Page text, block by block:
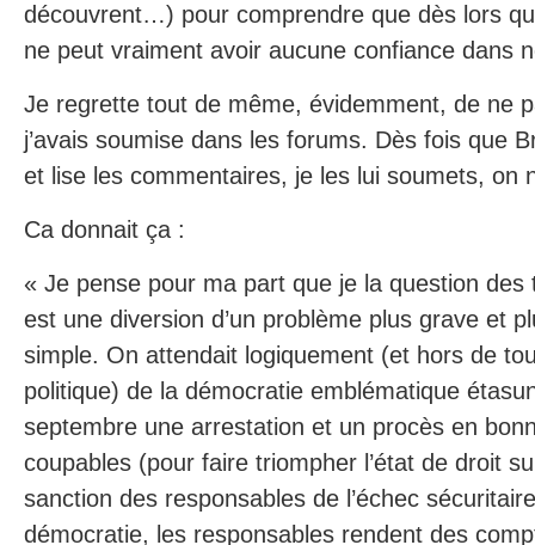
découvrent…) pour comprendre que dès lors
ne peut vraiment avoir aucune confiance dans
Je regrette tout de même, évidemment, de ne
j’avais soumise dans les forums. Dès fois que
et lise les commentaires, je les lui soumets, on
Ca donnait ça :
« Je pense pour ma part que je la question des
est une diversion d’un problème plus grave et
simple. On attendait logiquement (et hors de
politique) de la démocratie emblématique
septembre une arrestation et un procès en
coupables (pour faire triompher l’état de droit
sanction des responsables de l’échec
démocratie, les responsables rendent des